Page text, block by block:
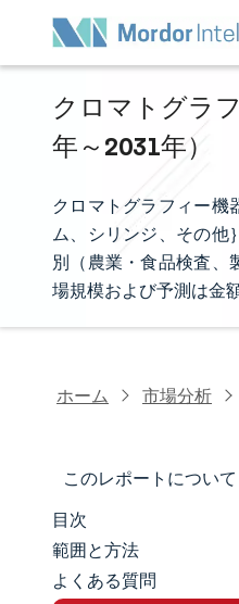
クロマトグラ
年～2031年）
クロマトグラフィー機
ム、シリンジ、その他
別（農業・食品検査、
場規模および予測は金
ホーム 市場分析
このレポートについて
市場規模とシェア
市場分析
目次
範囲と方法
よくある質問